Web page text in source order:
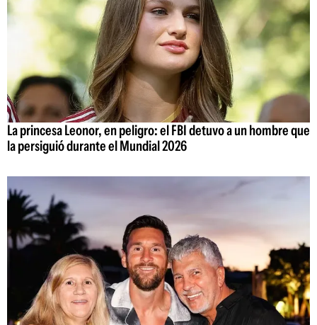
La princesa Leonor, en peligro: el FBI detuvo a un hombre que
la persiguió durante el Mundial 2026